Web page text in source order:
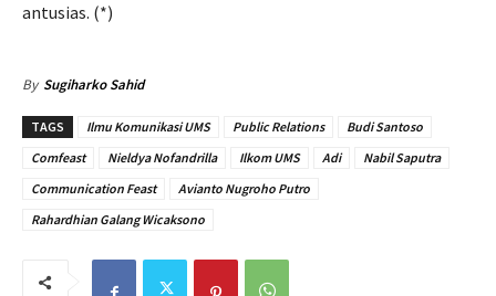
antusias. (*)
By Sugiharko Sahid
TAGS Ilmu Komunikasi UMS Public Relations
Budi Santoso
Comfeast
Nieldya Nofandrilla Ilkom UMS Adi
Nabil Saputra
Communication Feast
Avianto Nugroho Putro
Rahardhian Galang Wicaksono